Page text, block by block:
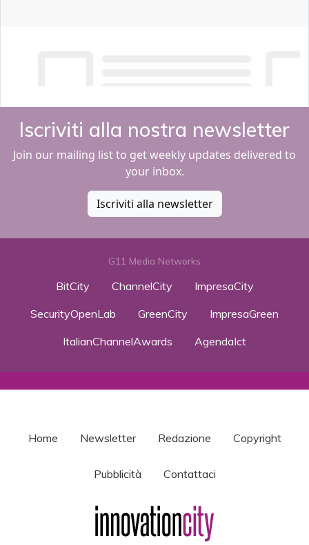
Iscriviti alla nostra newsletter
Join our mailing list to get weekly updates delivered to
your inbox.
Iscriviti alla newsletter
G11 Media Networks
BitCity ChannelCity
ImpresaCity
SecurityOpenLab
GreenCity
ImpresaGreen
ItalianChannelAwards
AgendaIct
Home Newsletter Redazione Copyright
Pubblicità Contattaci